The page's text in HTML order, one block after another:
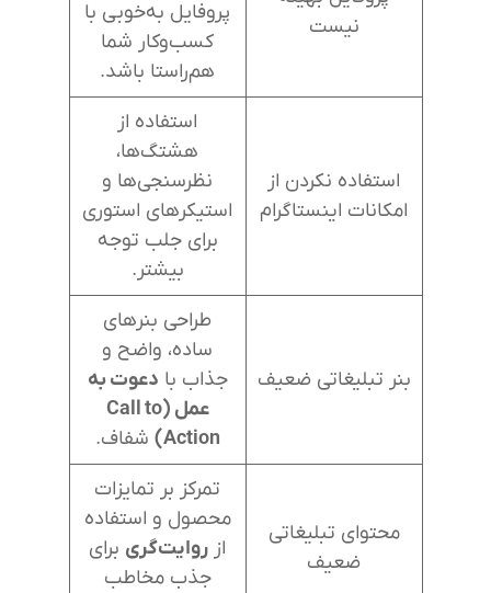
نیست
پروفایل به‌خوبی با
کسب‌وکار شما
هم‌راستا باشد.
استفاده نکردن از
امکانات اینستاگرام
استفاده از
هشتگ‌ها،
نظرسنجی‌ها و
استیکرهای استوری
برای جلب توجه
بیشتر.
بنر تبلیغاتی ضعیف
طراحی بنرهای
ساده، واضح و
جذاب با دعوت به
عمل (Call to
Action)
شفاف.
محتوای تبلیغاتی
ضعیف
تمرکز بر تمایزات
محصول و استفاده
از روایت‌گری برای
جذب مخاطب